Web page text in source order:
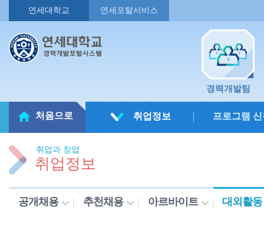
연세대학교 연세포탈서비스
경력개발팀
처음으로 취업정보 프로그램
취업과 창업
취업정보
공개채용 추천채용 아르바이트 대외활동